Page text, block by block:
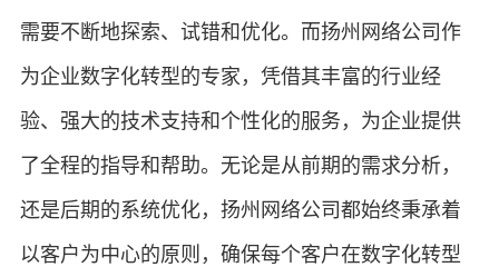
需要不断地探索、试错和优化。而扬州网络公司作
为企业数字化转型的专家，凭借其丰富的行业经
验、强大的技术支持和个性化的服务，为企业提供
了全程的指导和帮助。无论是从前期的需求分析，
还是后期的系统优化，扬州网络公司都始终秉承着
以客户为中心的原则，确保每个客户在数字化转型